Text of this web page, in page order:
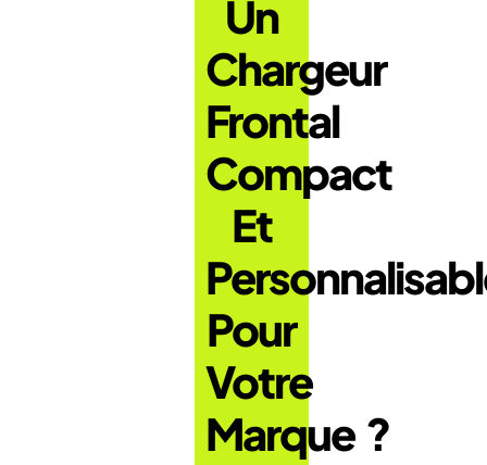
Un
Chargeur
Frontal
Compact
Et
Pour
Votre
Marque ?